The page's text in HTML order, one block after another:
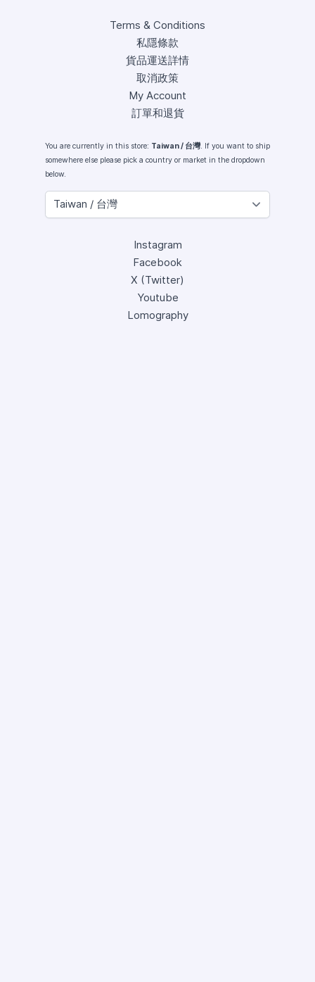
Terms & Conditions
私隱條款
貨品運送詳情
取消政策
My Account
訂單和退貨
You are currently in this store: Taiwan / 台灣. If you want to ship
somewhere else please pick a country or market in the dropdown
below.
Instagram
Facebook
X (Twitter)
Youtube
Lomography